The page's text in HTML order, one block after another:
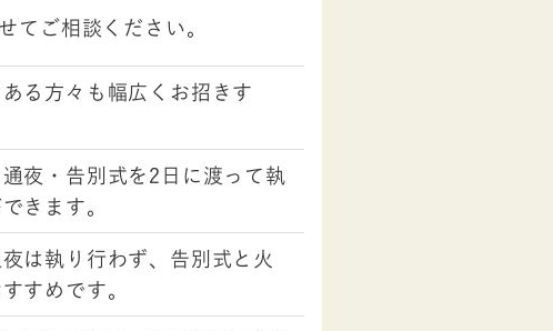
てご相談ください。
る方々も幅広くお招きす
夜・告別式を2日に渡って執
きます。
は執り行わず、告別式と火
すめです。